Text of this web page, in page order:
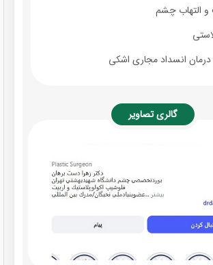
و التهاب چشم
انسداد مجاری اشکی
گالری تصاویر